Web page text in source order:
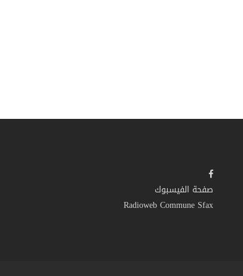
صفحة الفيسبوك
Radioweb Commune Sfax